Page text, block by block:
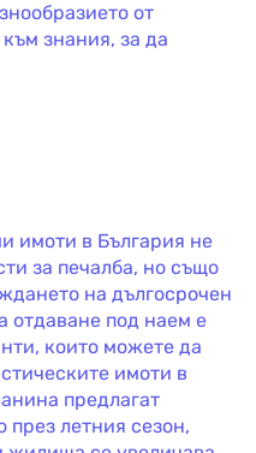
от
знания, за да
имоти в България не
за печалба, но също
на дългосрочен
отдаване под наем е
които можете да
имоти в
предлагат
през летния сезон,